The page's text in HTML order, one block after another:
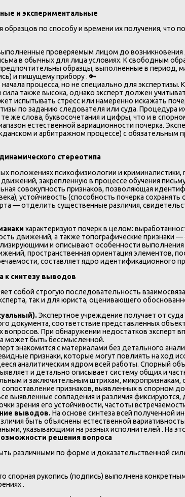
и экспериментальные
по способу и времени их получения, что
проверяемым лицом до
в обычных для лица условиях. К свободным
образцы, выполненные в период,
и пишущему прибору . 🔑
процесса, но не специально для экспертизы.
также высока, однако эксперт должен
испытывать стресс или намеренно искажать
по заданию следователя или суда. Процедура
же слова, буквосочетания и цифры, что и в
естественной вариационности почерка.
и арбитражном процессе) с
стереотипа
положениях психофизиологии и
закрепленную в процессе обучения
совокупность признаков, позволяющая
устойчивость (способность почерка
— отделить существенные различия,
характеризуют почерк в целом:
движений, а также топографические признаки
и описывают особенности
пространственная ориентация элементов,
составляет ядро идентификационного
к синтезу выводов
собой строгую последовательность
так и для юриста, оценивающего
Экспертное учреждение получает от
документа, соответствие представленных
При обнаружении недостатков эксперт
может быть бессмысленной.
знакомится с материалами без детального
признаки, которые могут повлиять на ход
аналитическим ядром всей работы. Спорный
и детально описывает систему общих и
и заключительным штрихам,
признаков, выявленных в спорном
выявленные совпадения и различия
зрения его устойчивости, частоты
выводов.На основе синтеза всей полученной
быть объяснены естественной
указывающими на разных исполнителей . На
решения вопроса
различными по форме и доказательственной
спорная рукопись (подпись) выполнена
.